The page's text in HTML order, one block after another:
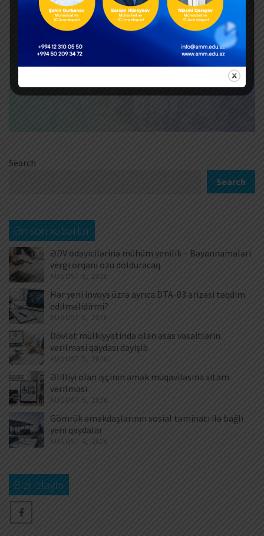
Search
Search
Ən son xəbərlər
ƏDV ödəyicilərinə mühüm yenilik – Bəyannamələri
vergi orqanı özü dolduracaq
AUGUST 6, 2026
Hər yeni invoys üzrə ayrıca DTA-03 ərizəsi təqdim
edilməlidirmi?
AUGUST 6, 2026
Dövlət mülkiyyətində olan əsas vəsaitlərin
verilməsi qaydası dəyişib
AUGUST 5, 2026
Əlilliyi olan işçinin əmək müqaviləsinə xitam
verilməsi
AUGUST 5, 2026
Gömrük əməkdaşlarının sosial təminatı ilə bağlı
yeni qaydalar
AUGUST 4, 2026
Bizi izləyin